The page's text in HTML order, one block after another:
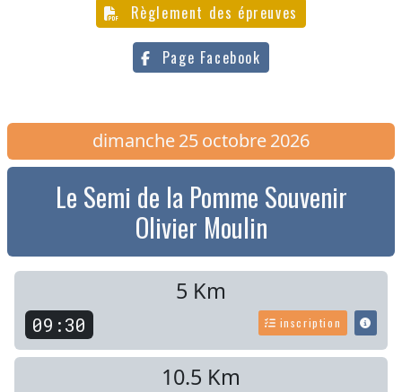
Règlement des épreuves
Page Facebook
dimanche25octobre2026
Le Semi de la Pomme Souvenir
Olivier Moulin
5 Km
09:30 inscription
10.5 Km